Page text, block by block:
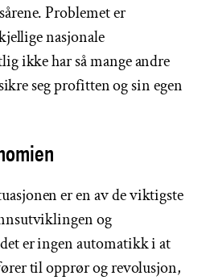
Problemet er
nasjonale
ikke har så mange andre
seg profitten og sin egen
er en av de viktigste
og
er ingen automatikk i at
til opprør og revolusjon,